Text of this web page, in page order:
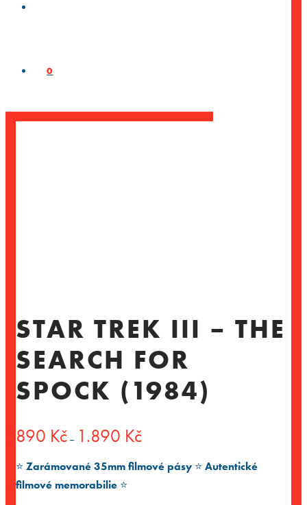
0
STAR TREK III – THE
SEARCH FOR
SPOCK (1984)
890 Kč – 1.890 Kčcen:
až
⭐️ Zarámované 35mm filmové pásy ⭐️ Autentické
filmové memorabilie ⭐️